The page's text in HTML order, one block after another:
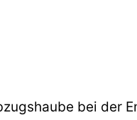
bei der